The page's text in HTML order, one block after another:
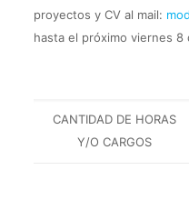
proyectos y CV al mail:
hasta el próximo viernes
CANTIDAD DE HORAS
Y/O CARGOS